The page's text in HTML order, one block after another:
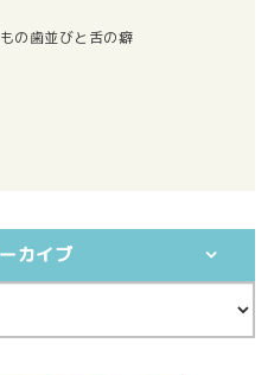
の歯並びと舌の癖
カイブ